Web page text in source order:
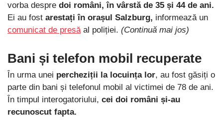
vorba despre doi români, în vârstă de 35 și 44 de ani.
Ei au fost arestați în orașul Salzburg, informează un
comunicat de presăal poliției. (Continuă mai jos)
Bani și telefon mobil recuperate
În urma unei percheziții la locuința lor, au fost găsiți o
parte din bani și telefonul mobil al victimei de 78 de ani.
În timpul interogatoriului, cei doi români și-au
recunoscut fapta.